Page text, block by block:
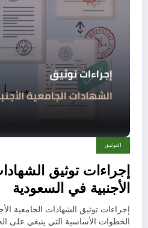
التوثيق
إجراءات توثيق
الأجنبية في السعودية
إجراءات توثيق الشهادات الجامعية
الخطوات الأساسية التي ينبغي على